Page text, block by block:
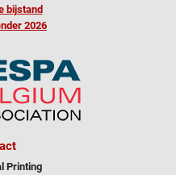
bijstand
2026
Printing